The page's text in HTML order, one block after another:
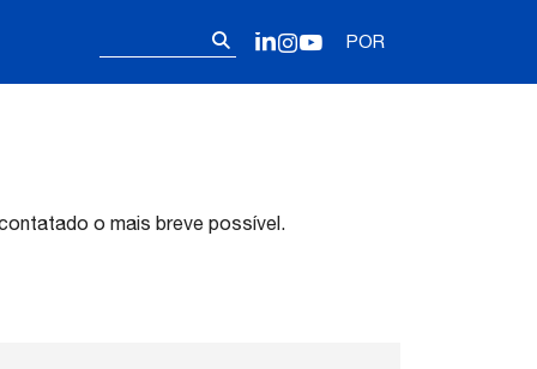
Follow us on
LinkedIn
Instagram
YouTube
POR
o mais breve possível.